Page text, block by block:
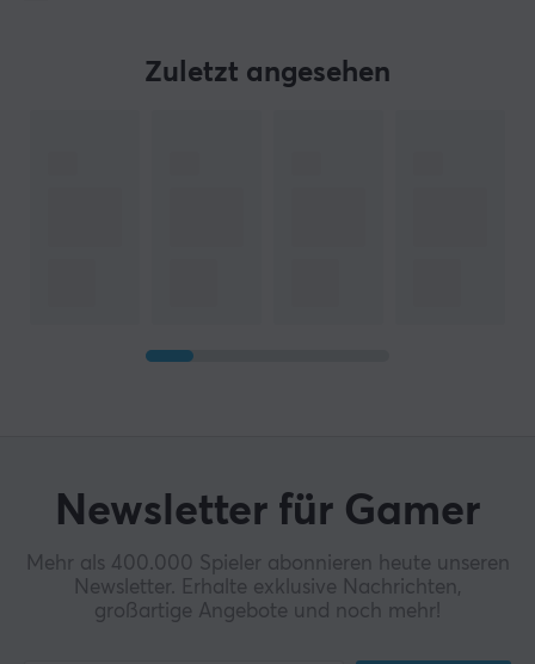
Zuletzt angesehen
Newsletter für Gamer
Mehr als 400.000 Spieler abonnieren heute unseren
Newsletter. Erhalte exklusive Nachrichten,
großartige Angebote und noch mehr!